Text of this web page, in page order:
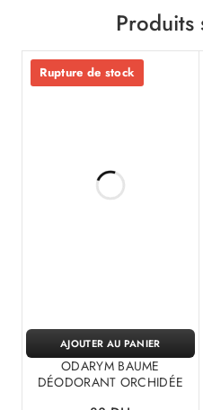
Produits
Rupture de stock
ODARYM BAUME
DÉODORANT ORCHIDÉE
AJOUTER AU PANIER